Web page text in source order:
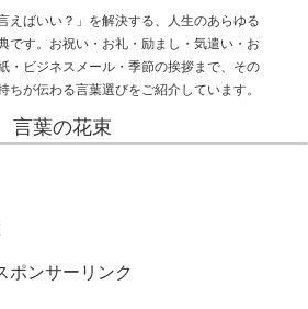
えばいい？」を解決する、人生のあらゆる
です。お祝い・お礼・励まし・気遣い・お
・ビジネスメール・季節の挨拶まで、その
ちが伝わる言葉選びをご紹介しています。
言葉の花束
ポンサーリンク